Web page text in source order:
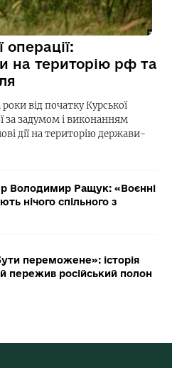
на територію рф та
від початку Курської
за задумом і виконанням
дії на територію держави-
Володимир Ращук: «Воєнні
нічого спільного з
переможене»: історія
пережив російський полон